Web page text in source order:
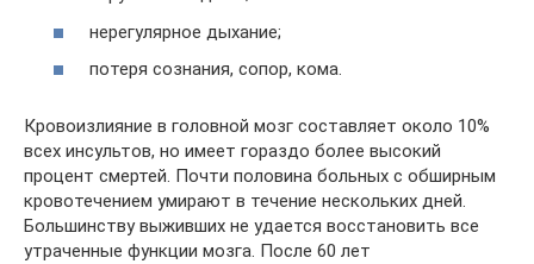
нерегулярное дыхание;
потеря сознания, сопор, кома.
Кровоизлияние в головной мозг составляет около 10%
всех инсультов, но имеет гораздо более высокий
процент смертей. Почти половина больных с обширным
кровотечением умирают в течение нескольких дней.
Большинству выживших не удается восстановить все
утраченные функции мозга. После 60 лет